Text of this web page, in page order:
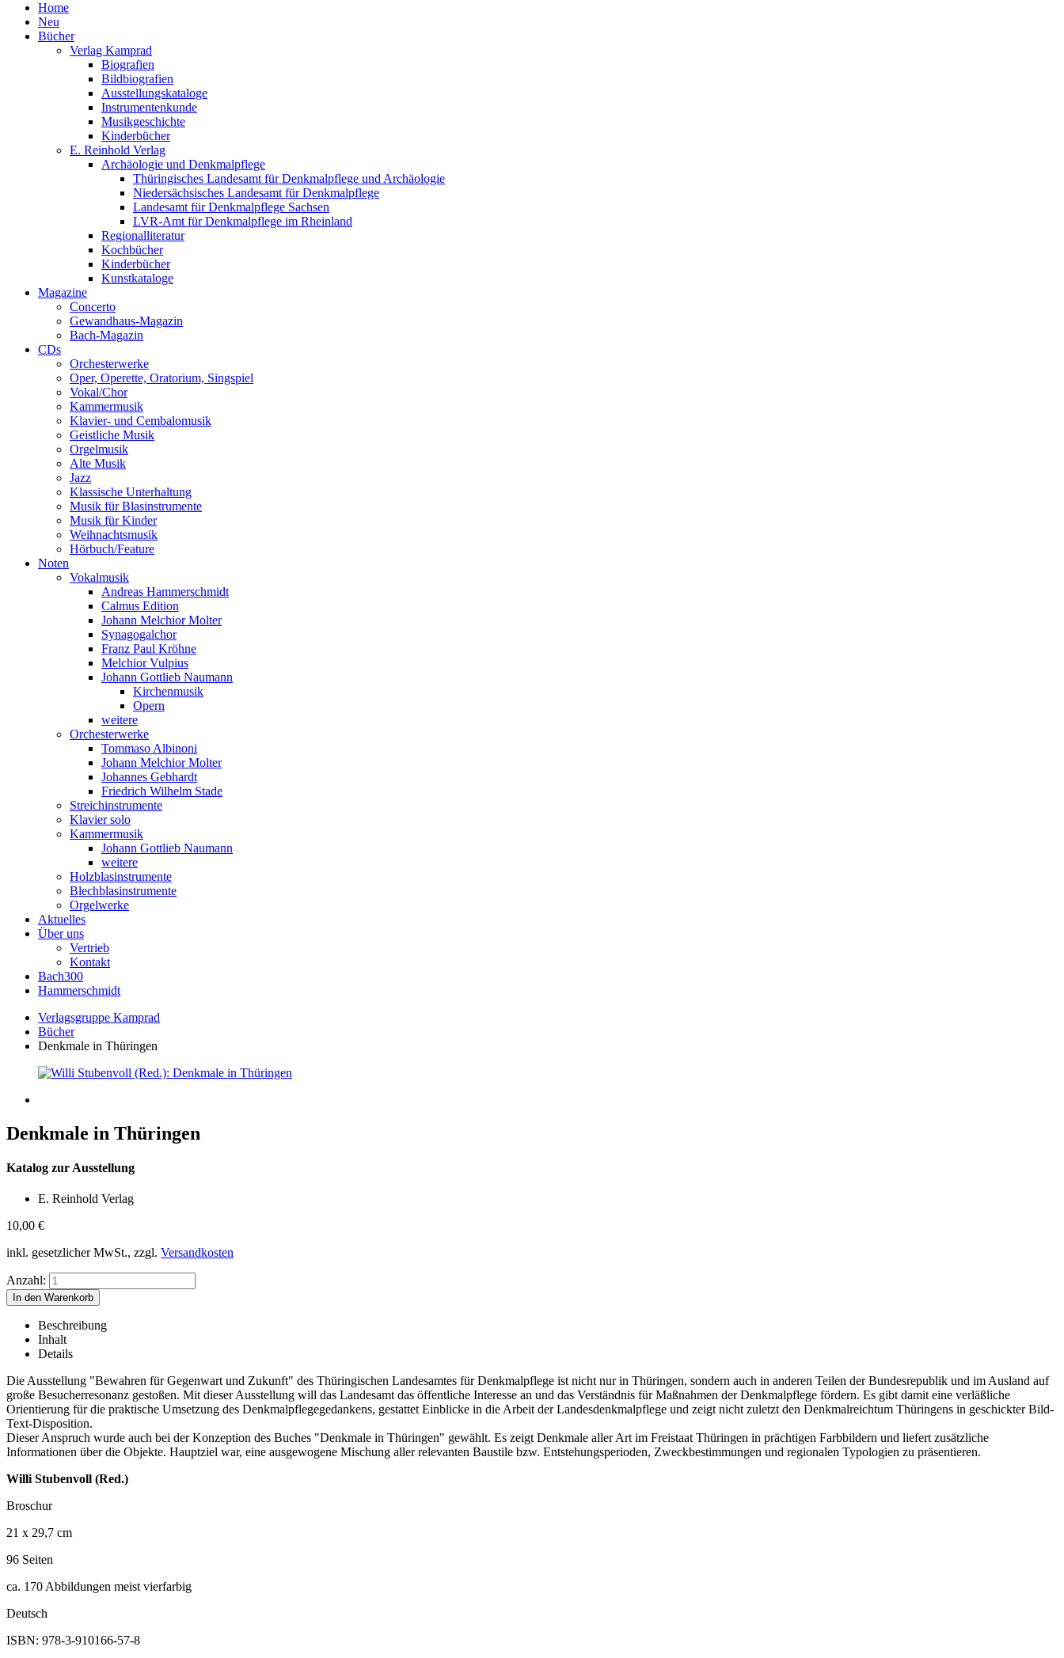
Home
Neu
Bücher
Verlag Kamprad
Biografien
Bildbiografien
Ausstellungskataloge
Instrumentenkunde
Musikgeschichte
Kinderbücher
E. Reinhold Verlag
Archäologie und Denkmalpflege
Thüringisches Landesamt für Denkmalpflege und Archäologie
Niedersächsisches Landesamt für Denkmalpflege
Landesamt für Denkmalpflege Sachsen
LVR-Amt für Denkmalpflege im Rheinland
Regionalliteratur
Kochbücher
Kinderbücher
Kunstkataloge
Magazine
Concerto
Gewandhaus-Magazin
Bach-Magazin
CDs
Orchesterwerke
Oper, Operette, Oratorium, Singspiel
Vokal/Chor
Kammermusik
Klavier- und Cembalomusik
Geistliche Musik
Orgelmusik
Alte Musik
Jazz
Klassische Unterhaltung
Musik für Blasinstrumente
Musik für Kinder
Weihnachtsmusik
Hörbuch/Feature
Noten
Vokalmusik
Andreas Hammerschmidt
Calmus Edition
Johann Melchior Molter
Synagogalchor
Franz Paul Kröhne
Melchior Vulpius
Johann Gottlieb Naumann
Kirchenmusik
Opern
weitere
Orchesterwerke
Tommaso Albinoni
Johann Melchior Molter
Johannes Gebhardt
Friedrich Wilhelm Stade
Streichinstrumente
Klavier solo
Kammermusik
Johann Gottlieb Naumann
weitere
Holzblasinstrumente
Blechblasinstrumente
Orgelwerke
Aktuelles
Über uns
Vertrieb
Kontakt
Bach300
Hammerschmidt
Verlagsgruppe Kamprad
Bücher
Denkmale in Thüringen
Denkmale in Thüringen
Katalog zur Ausstellung
E. Reinhold Verlag
10,00 €
inkl. gesetzlicher MwSt., zzgl. Versandkosten
Anzahl:
Beschreibung
Inhalt
Details
Die Ausstellung "Bewahren für Gegenwart und Zukunft" des Thüringischen Landesamtes für Denkmalpflege ist nicht nur in Thüringen, sondern auch in anderen Teilen der Bundesrepublik und im Ausland auf
große Besucherresonanz gestoßen. Mit dieser Ausstellung will das Landesamt das öffentliche Interesse an und das Verständnis für Maßnahmen der Denkmalpflege fördern. Es gibt damit eine verläßliche
Orientierung für die praktische Umsetzung des Denkmalpflegegedankens, gestattet Einblicke in die Arbeit der Landesdenkmalpflege und zeigt nicht zuletzt den Denkmalreichtum Thüringens in geschickter Bild-
Text-Disposition.
Dieser Anspruch wurde auch bei der Konzeption des Buches "Denkmale in Thüringen" gewählt. Es zeigt Denkmale aller Art im Freistaat Thüringen in prächtigen Farbbildern und liefert zusätzliche
Informationen über die Objekte. Hauptziel war, eine ausgewogene Mischung aller relevanten Baustile bzw. Entstehungsperioden, Zweckbestimmungen und regionalen Typologien zu präsentieren.
Willi Stubenvoll (Red.)
Broschur
21 x 29,7 cm
96 Seiten
ca. 170 Abbildungen meist vierfarbig
Deutsch
ISBN: 978-3-910166-57-8